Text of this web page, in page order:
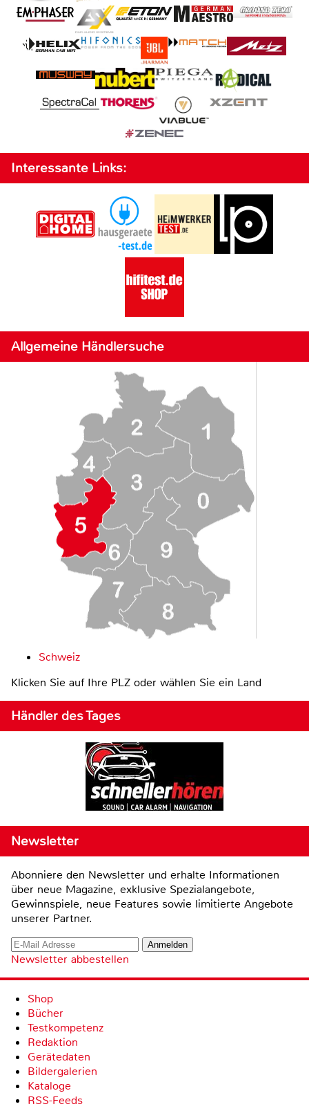
Interessante Links:
Allgemeine Händlersuche
Schweiz
Klicken Sie auf Ihre PLZ oder wählen Sie ein Land
Händler des Tages
Newsletter
Abonniere den Newsletter und erhalte Informationen
über neue Magazine, exklusive Spezialangebote,
Gewinnspiele, neue Features sowie limitierte Angebote
unserer Partner.
Newsletter abbestellen
Shop
Bücher
Testkompetenz
Redaktion
Gerätedaten
Bildergalerien
Kataloge
RSS-Feeds